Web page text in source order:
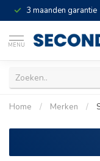
3 maanden garantie
MENU
Home / Merken /